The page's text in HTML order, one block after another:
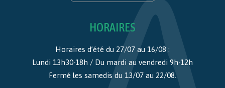
HORAIRES
Horaires d’été du 27/07 au 16/08 :
Lundi 13h30-18h / Du mardi au vendredi 9h-12h
Fermé les samedis du 13/07 au 22/08.